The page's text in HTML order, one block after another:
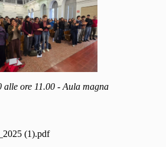
alle ore 11.00 - Aula magna
(1).pdf